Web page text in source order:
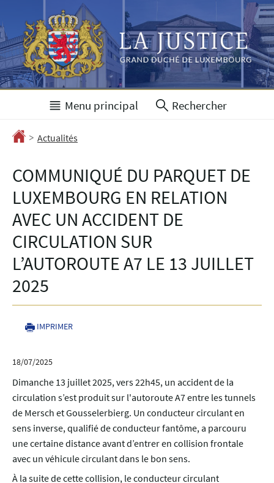
à
la
navigation
au
contenu
Menu principal Rechercher
Accueil
> Actualités
COMMUNIQUÉ DU PARQUET DE
LUXEMBOURG EN RELATION
AVEC UN ACCIDENT DE
CIRCULATION SUR
L’AUTOROUTE A7 LE 13 JUILLET
2025
IMPRIMER
18/07/2025
Dimanche 13 juillet 2025, vers 22h45, un accident de la
circulation s’est produit sur l'autoroute A7 entre les tunnels
de Mersch et Gousselerbierg. Un conducteur circulant en
sens inverse, qualifié de conducteur fantôme, a parcouru
une certaine distance avant d’entrer en collision frontale
avec un véhicule circulant dans le bon sens.
À la suite de cette collision, le conducteur circulant